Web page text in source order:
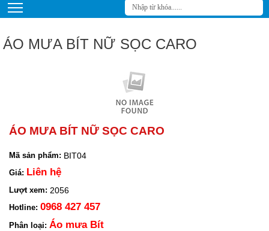
ÁO MƯA BÍT NỮ SỌC CARO
ÁO MƯA BÍT NỮ SỌC CARO
Mã sản phẩm: BIT04
Giá: Liên hệ
Lượt xem: 2056
Hotline: 0968 427 457
Phân loại: Áo mưa Bít